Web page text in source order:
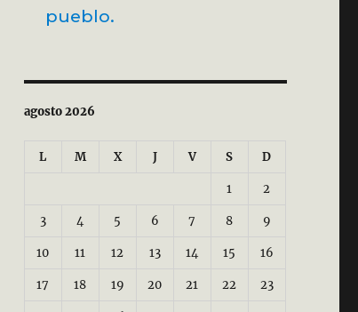
pueblo.
agosto 2026
L M X J V S D
1 2
3 4 5 6 7 8 9
10 11 12 13 14 15 16
17 18 19 20 21 22 23